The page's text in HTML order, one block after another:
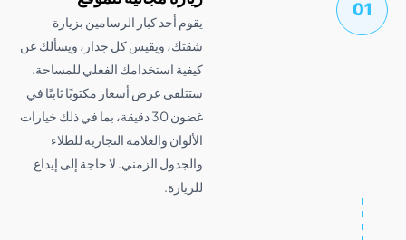
يقوم أحد كبار الرسامين بزيارة
شقتك، ويقيس كل جدار، ويسألك عن
كيفية استخدامك الفعلي للمساحة.
ستتلقى عرض أسعار مكتوبًا ثابتًا في
غضون 30 دقيقة، بما في ذلك خيارات
الألوان والعلامة التجارية للطلاء
والجدول الزمني. لا حاجة إلى إيداع